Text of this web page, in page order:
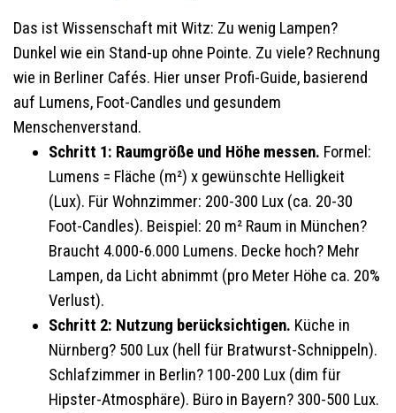
Das ist Wissenschaft mit Witz: Zu wenig Lampen?
Dunkel wie ein Stand-up ohne Pointe. Zu viele? Rechnung
wie in Berliner Cafés. Hier unser Profi-Guide, basierend
auf Lumens, Foot-Candles und gesundem
Menschenverstand.
Schritt 1: Raumgröße und Höhe messen. Formel:
Lumens = Fläche (m²) x gewünschte Helligkeit
(Lux). Für Wohnzimmer: 200-300 Lux (ca. 20-30
Foot-Candles). Beispiel: 20 m² Raum in München?
Braucht 4.000-6.000 Lumens. Decke hoch? Mehr
Lampen, da Licht abnimmt (pro Meter Höhe ca. 20%
Verlust).
Schritt 2: Nutzung berücksichtigen. Küche in
Nürnberg? 500 Lux (hell für Bratwurst-Schnippeln).
Schlafzimmer in Berlin? 100-200 Lux (dim für
Hipster-Atmosphäre). Büro in Bayern? 300-500 Lux.